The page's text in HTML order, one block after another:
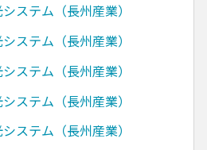
ステム（長州産業）
ステム（長州産業）
ステム（長州産業）
ステム（長州産業）
ステム（長州産業）